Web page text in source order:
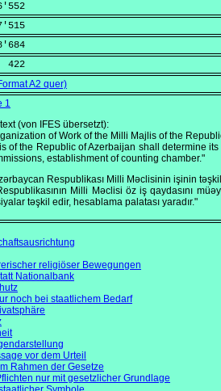
422
A2 quer)
1
(von IFES übersetzt):
of Work of the Milli Majlis of the
of the Republic of Azerbaijan shall determine
establishment of counting chamber."
Respublikası Milli Məclisinin işinin
Milli Məclisi öz iş qaydasını
təşkil edir, hesablama palatası yaradır."
religiöser Bewegungen
Nationalbank
noch bei staatlichem Bedarf
vor dem Urteil
Rahmen der Gesetze
nur mit gesetzlicher Grundlage